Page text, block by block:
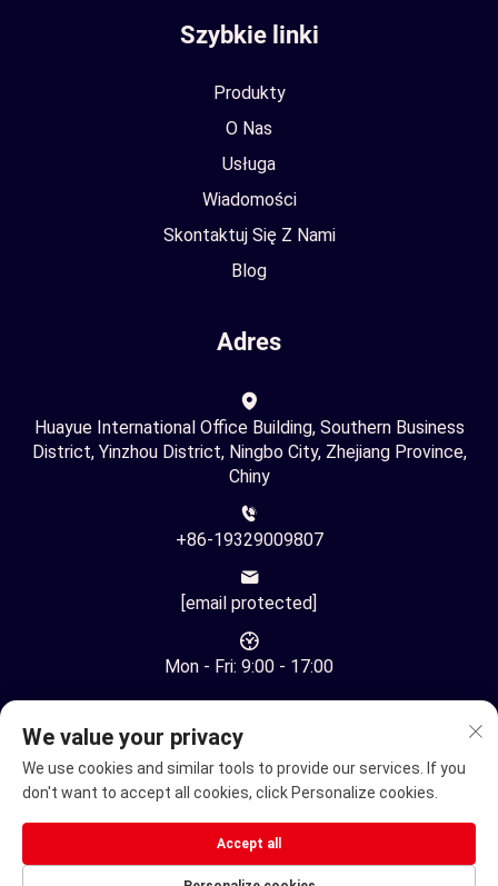
Szybkie linki
Produkty
O Nas
Usługa
Wiadomości
Skontaktuj Się Z Nami
Blog
Adres
Huayue International Office Building, Southern Business
District, Yinzhou District, Ningbo City, Zhejiang Province,
Chiny
+86-19329009807
[email protected]
Mon - Fri: 9:00 - 17:00
Wszelkie prawa zastrzeżone -
We value your privacy
We use cookies and similar tools to provide our services. If you
don't want to accept all cookies, click Personalize cookies.
Accept all